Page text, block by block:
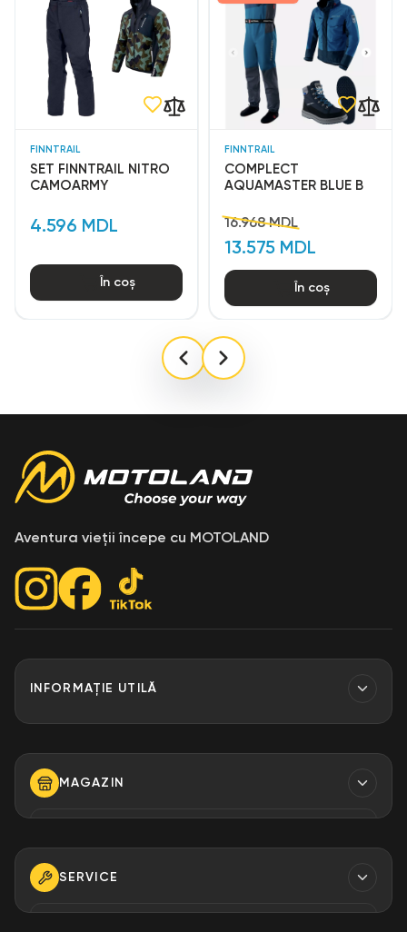
FINNTRAIL
SET FINNTRAIL NITRO
CAMOARMY
4.596 MDL
În coș
FINNTRAIL
COMPLECT
AQUAMASTER BLUE B
16.968 MDL
13.575 MDL
În coș
Aventura vieții începe cu MOTOLAND
INFORMAȚIE UTILĂ
Despre Noi
MAGAZIN
+373 79 923 304
+373 79 923 306
SERVICE